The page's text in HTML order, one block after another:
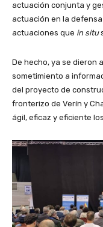
actuación conjunta y
actuación en la
actuaciones que in situ
De hecho, ya se dieron
sometimiento a
del proyecto de
fronterizo de Verín y
ágil, eficaz y eficiente